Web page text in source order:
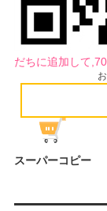
だちに追加して
スーパーコピー